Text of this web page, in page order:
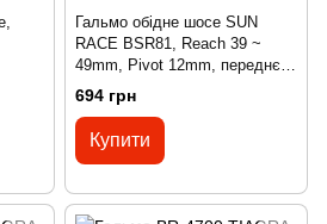
Гальмо обідне шосе SUN
RACE BSR81, Reach 39 ~
49mm, Pivot 12mm, переднє,
чорні
694 грн
Купити